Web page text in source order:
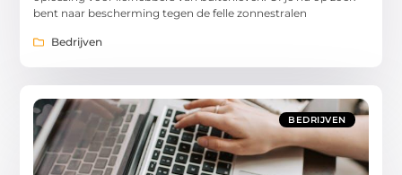
bent naar bescherming tegen de felle zonnestralen
Bedrijven
BEDRIJVEN